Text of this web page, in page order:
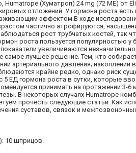
Humatrope (Хуматроп) 24 mg (72 МЕ) от
отложений. У гормона роста есть
эффектом.В ходе
частично атрофируются,
рост трубчатых костей, так
роста пользуется популярностью у
увеличиваются
самое лучшее решение. Тем, кто
артериального давления; накоплении
крайне редко, однако риск
ЕД гормона роста в сутки, которые
принимать на протяжении 3-
В некоторых случаях Humatrope
прочесть следующие статьи :Как
суставов, связок и
10 шприцов.